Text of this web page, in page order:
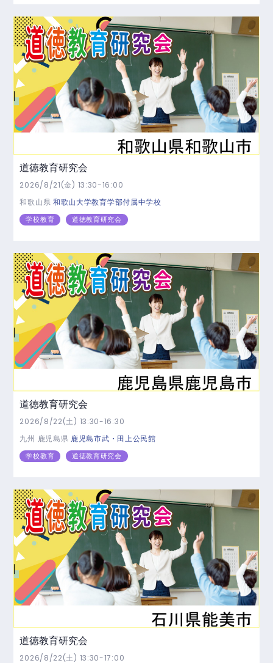
道徳教育研究会
2026/8/21(金) 13:30-16:00
和歌山県 和歌山大学教育学部付属中学校
学校教育 道徳教育研究会
道徳教育研究会
2026/8/22(土) 13:30-16:30
九州 鹿児島県 鹿児島市武・田上公民館
学校教育 道徳教育研究会
道徳教育研究会
2026/8/22(土) 13:30-17:00